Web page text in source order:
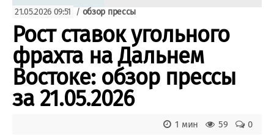
Образование
Яхты и катера
Еще
Судостроение
Пульс
Новости
Компании
Торговая площадка
Доска объявлений
Продажа флота
Оборудование
Материалы
21.05.2026 09:51 / обзор прессы
Рост ставок угольного
фрахта на Дальнем
Востоке: обзор прессы
за 21.05.2026
0
59
1 мин